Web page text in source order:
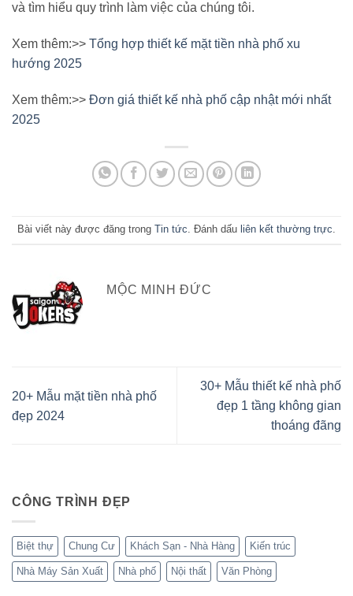
và tìm hiểu quy trình làm việc của chúng tôi.
Xem thêm:>> Tổng hợp thiết kế mặt tiền nhà phố xu
hướng 2025
Xem thêm:>> Đơn giá thiết kế nhà phố cập nhật mới nhất
2025
Bài viết này được đăng trong Tin tức. Đánh dấu liên kết thường trực.
MỘC MINH ĐỨC
20+ Mẫu mặt tiền nhà phố
đẹp 2024
30+ Mẫu thiết kế nhà phố
đẹp 1 tầng không gian
thoáng đãng
CÔNG TRÌNH ĐẸP
Biệt thự Chung Cư Khách Sạn - Nhà Hàng Kiến trúc
Nhà Máy Sản Xuất Nhà phố Nội thất Văn Phòng